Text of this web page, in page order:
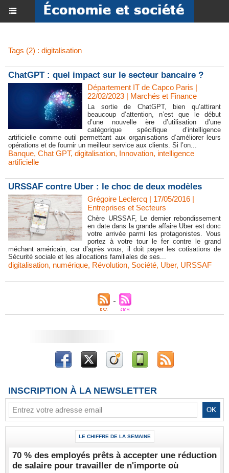
Tags (2) : digitalisation
ChatGPT : quel impact sur le secteur bancaire ?
Département IT de Capco Paris |
22/02/2023 | Marchés et Finance
La sortie de ChatGPT, bien qu’attirant
beaucoup d’attention, n’est que le début
d’une nouvelle ère d’utilisation d’une
catégorique spécifique d’intelligence
artificielle comme outil permettant aux organisations d’améliorer leurs
opérations et de fournir un meilleur service aux clients. Si l’on...
Banque, Chat GPT, digitalisation, Innovation, intelligence
artificielle
URSSAF contre Uber : le choc de deux modèles
Grégoire Leclercq | 17/05/2016 |
Entreprises et Secteurs
Chère URSSAF, Le dernier rebondissement
en date dans la grande affaire Uber est donc
votre arrivée parmi les protagonistes. Vous
portez à votre tour le fer contre le grand
méchant américain, car d’après vous, il doit payer les cotisations de
Sécurité sociale et les allocations familiales de ses...
digitalisation, numérique, Révolution, Société, Uber, URSSAF
INSCRIPTION À LA NEWSLETTER
LE CHIFFRE DE LA SEMAINE
70 % des employés prêts à accepter une réduction
de salaire pour travailler de n'importe où